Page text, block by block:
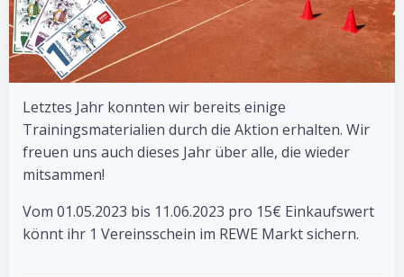
Letztes Jahr konnten wir bereits einige
Trainingsmaterialien durch die Aktion erhalten. Wir
freuen uns auch dieses Jahr über alle, die wieder
mitsammen!
Vom 01.05.2023 bis 11.06.2023 pro 15€ Einkaufswert
könnt ihr 1 Vereinsschein im REWE Markt sichern.